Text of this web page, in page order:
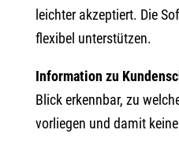
leichter akzeptiert. Die
flexibel unterstützen.
Information zu
Blick erkennbar, zu
vorliegen und damit